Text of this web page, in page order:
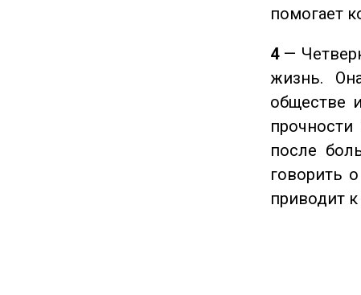
помогает
4—
жизнь.
обществе
после
говорить
приводит